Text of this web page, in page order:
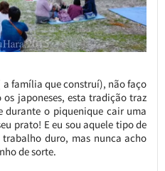
família que construí), não faço
japoneses, esta tradição traz
durante o piquenique cair uma
prato! E eu sou aquele tipo de
duro, mas nunca acho
de sorte.